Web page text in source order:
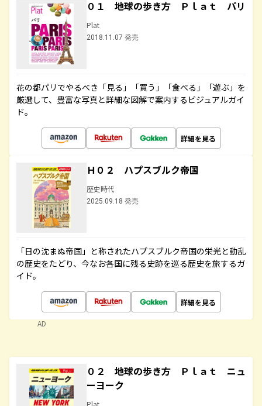
０１ 地球の歩き方 Ｐｌａｔ パリ
Plat
2018.11.07 発売
花の都パリでやるべき「見る」「買う」「食べる」「遊ぶ」を
厳選して、豊富な写真と詳細な図解で案内するビジュアルガイ
ド。
詳細を見る
Ｈ０２ ハプスブルク帝国
歴史時代
2025.09.18 発売
「日の沈まぬ帝国」と称されたハプスブルク帝国の栄光と動乱
の歴史をたどり、今なお各国に残る史跡を巡る歴史を旅するガ
イド。
詳細を見る
AD
０２ 地球の歩き方 Ｐｌａｔ ニュ
ーヨーク
Plat